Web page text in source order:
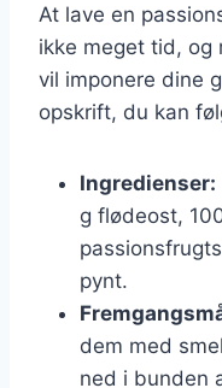
At lave en
ikke meget tid,
vil imponere dine
opskrift, du kan
Ingredienser:
g flødeost,
pynt.
dem med
ned i bunden